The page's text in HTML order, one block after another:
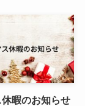
暇のお知らせ